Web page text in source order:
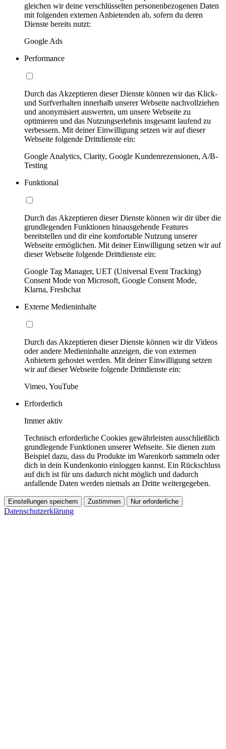
gleichen wir deine verschlüsselten personenbezogenen Daten
mit folgenden externen Anbietenden ab, sofern du deren
Dienste bereits nutzt:
Google Ads
Performance
Durch das Akzeptieren dieser Dienste können wir das Klick-
und Surfverhalten innerhalb unserer Webseite nachvollziehen
und anonymisiert auswerten, um unsere Webseite zu
optimieren und das Nutzungserlebnis insgesamt laufend zu
verbessern. Mit deiner Einwilligung setzen wir auf dieser
Webseite folgende Drittdienste ein:
Google Analytics, Clarity, Google Kundenrezensionen, A/B-
Testing
Funktional
Durch das Akzeptieren dieser Dienste können wir dir über die
grundlegenden Funktionen hinausgehende Features
bereitstellen und dir eine komfortable Nutzung unserer
Webseite ermöglichen. Mit deiner Einwilligung setzen wir auf
dieser Webseite folgende Drittdienste ein:
Google Tag Manager, UET (Universal Event Tracking)
Consent Mode von Microsoft, Google Consent Mode,
Klarna, Freshchat
Externe Medieninhalte
Durch das Akzeptieren dieser Dienste können wir dir Videos
oder andere Medieninhalte anzeigen, die von externen
Anbietern gehostet werden. Mit deiner Einwilligung setzen
wir auf dieser Webseite folgende Drittdienste ein:
Vimeo, YouTube
Erforderlich
Immer aktiv
Technisch erforderliche Cookies gewährleisten ausschließlich
grundlegende Funktionen unserer Webseite. Sie dienen zum
Beispiel dazu, dass du Produkte im Warenkorb sammeln oder
dich in dein Kundenkonto einloggen kannst. Ein Rückschluss
auf dich ist für uns dadurch nicht möglich und dadurch
anfallende Daten werden niemals an Dritte weitergegeben.
Einstellungen speichern Zustimmen Nur erforderliche
Datenschutzerklärung